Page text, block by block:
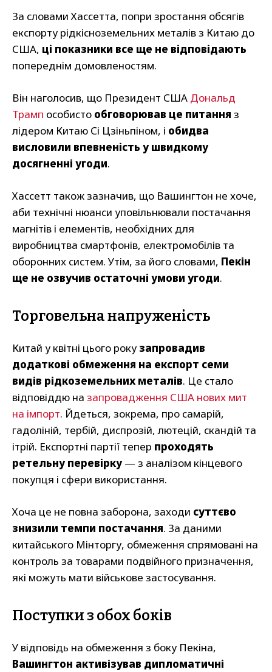
За словами Хассетта, попри зростання обсягів
експорту рідкісноземельних металів з Китаю до
США, ці показники все ще не відповідають
попереднім домовленостям.
Він наголосив, що Президент США Дональд
Трамп особисто обговорював це питання з
лідером Китаю Сі Цзіньпіном, і обидва
висловили впевненість у швидкому
досягненні угоди.
Хассетт також зазначив, що Вашингтон не хоче,
аби технічні нюанси уповільнювали постачання
магнітів і елементів, необхідних для
виробництва смартфонів, електромобілів та
оборонних систем. Утім, за його словами, Пекін
ще не озвучив остаточні умови угоди.
Торговельна напруженість
Китай у квітні цього року запровадив
додаткові обмеження на експорт семи
видів рідкоземельних металів. Це стало
відповіддю на запровадження США нових мит
на імпорт. Йдеться, зокрема, про самарій,
гадоліній, тербій, диспрозій, лютецій, скандій та
ітрій. Експортні партії тепер проходять
ретельну перевірку— з аналізом кінцевого
покупця і сфери використання.
Хоча це не повна заборона, заходи суттєво
знизили темпи постачання. За даними
китайського Мінторгу, обмеження спрямовані на
контроль за товарами подвійного призначення,
які можуть мати військове застосування.
Поступки з обох боків
У відповідь на обмеження з боку Пекіна,
Вашингтон активізував дипломатичні